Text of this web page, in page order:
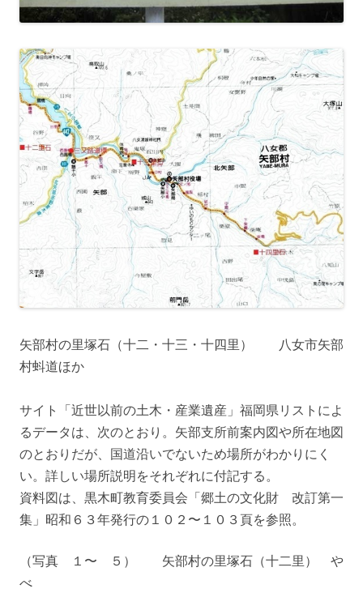
矢部村の里塚石（十二・十三・十四里） 八女市矢部
村蚪道ほか
サイト「近世以前の土木・産業遺産」福岡県リストによ
るデータは、次のとおり。矢部支所前案内図や所在地図
のとおりだが、国道沿いでないため場所がわかりにく
い。詳しい場所説明をそれぞれに付記する。
資料図は、黒木町教育委員会「郷土の文化財 改訂第一
集」昭和６３年発行の１０２〜１０３頁を参照。
（写真 １〜 ５） 矢部村の里塚石（十二里） や
べ